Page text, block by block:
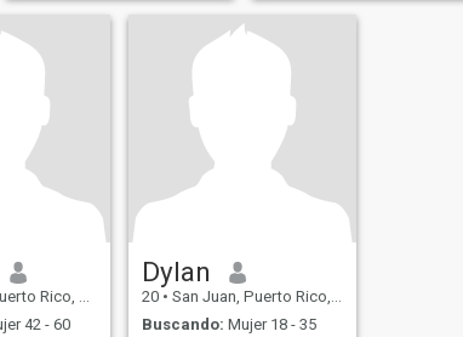
Puerto Rico
42 - 60
Dylan
20 • San Juan, Puerto Rico, Puerto Rico
Buscando: Mujer 18 - 35